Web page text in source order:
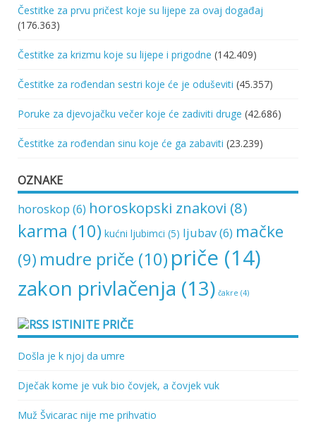
Čestitke za prvu pričest koje su lijepe za ovaj događaj
(176.363)
Čestitke za krizmu koje su lijepe i prigodne (142.409)
Čestitke za rođendan sestri koje će je oduševiti (45.357)
Poruke za djevojačku večer koje će zadiviti druge (42.686)
Čestitke za rođendan sinu koje će ga zabaviti (23.239)
OZNAKE
horoskop (6) horoskopski znakovi (8)
karma (10) kućni ljubimci (5) ljubav(6) mačke
(9) mudre priče (10) priče (14)
zakon privlačenja (13) čakre (4)
ISTINITE PRIČE
Došla je k njoj da umre
Dječak kome je vuk bio čovjek, a čovjek vuk
Muž Švicarac nije me prihvatio